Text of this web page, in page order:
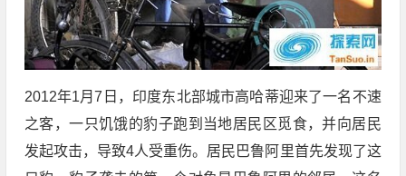
2012年1月7日，印度东北部城市高哈蒂迎来了一名不速
之客，一只饥饿的豹子跑到当地居民区觅食，并向居民
发起攻击，导致4人受重伤。居民巴鲁阿里首先发现了这